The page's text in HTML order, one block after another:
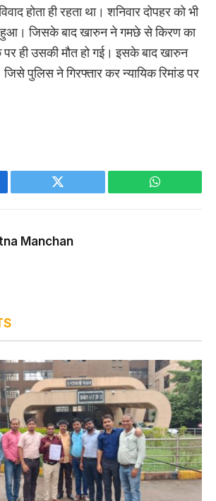
होता ही रहता था। शनिवार दोपहर को भी
हुआ। जिसके बाद खारुन ने गमछे से किरण का
पर ही उसकी मौत हो गई। इसके बाद खारुन
पुलिस ने गिरफ्तार कर न्यायिक रिमांड पर
Twitter WhatsApp
Manchan